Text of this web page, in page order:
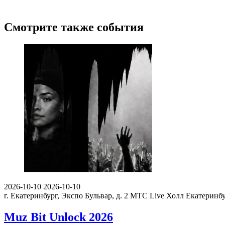
Смотрите также события
2026-10-10 2026-10-10
г. Екатеринбург, Экспо Бульвар, д. 2 МТС Live Холл
Muz Bit Unlock 2026